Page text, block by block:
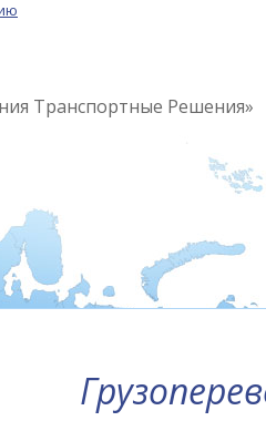
Транспортные Решения»